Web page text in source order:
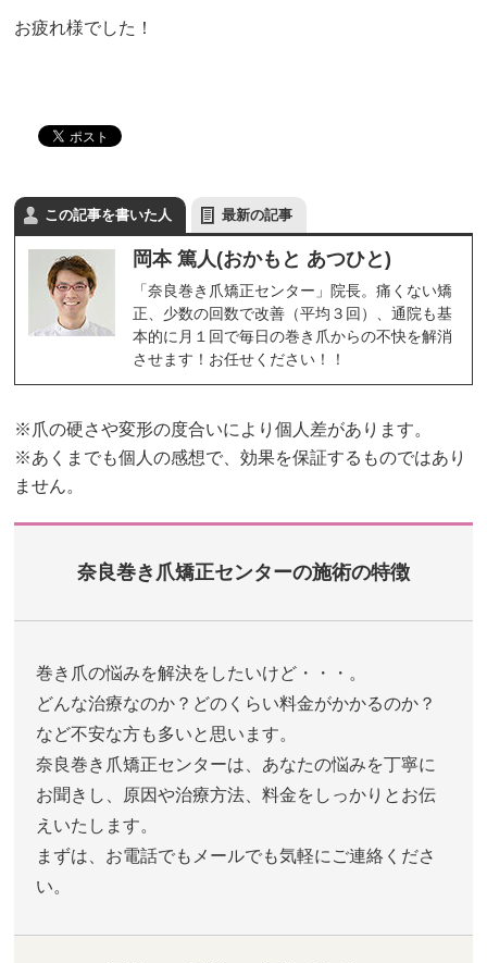
お疲れ様でした！
この記事を書いた人 最新の記事
岡本 篤人(おかもと あつひと)
「奈良巻き爪矯正センター」院長。痛くない矯
正、少数の回数で改善（平均３回）、通院も基
本的に月１回で毎日の巻き爪からの不快を解消
させます！お任せください！！
※爪の硬さや変形の度合いにより個人差があります。
※あくまでも個人の感想で、効果を保証するものではあり
ません。
奈良巻き爪矯正センターの施術の特徴
巻き爪の悩みを解決をしたいけど・・・。
どんな治療なのか？どのくらい料金がかかるのか？
など不安な方も多いと思います。
奈良巻き爪矯正センターは、あなたの悩みを丁寧に
お聞きし、原因や治療方法、料金をしっかりとお伝
えいたします。
まずは、お電話でもメールでも気軽にご連絡くださ
い。